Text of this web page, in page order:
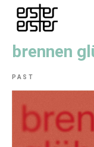
brennen
PAST